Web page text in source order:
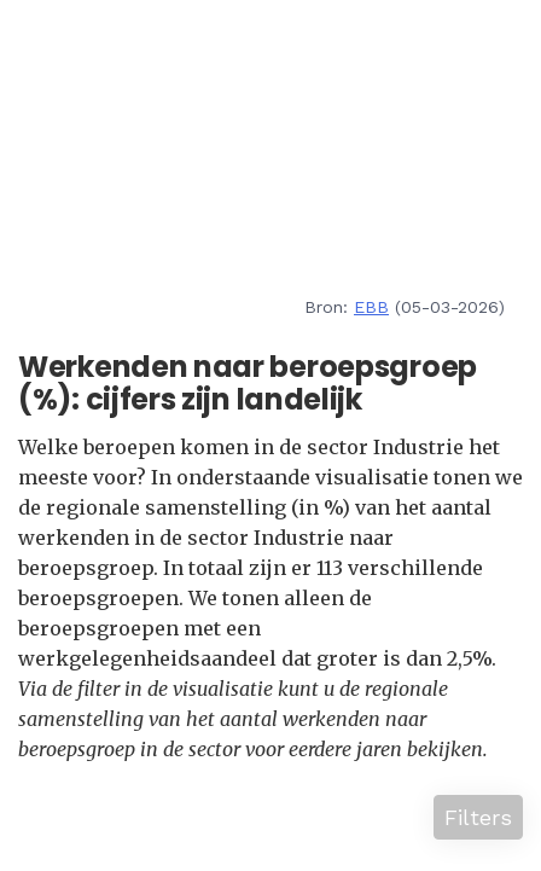
Bron: EBB (05-03-2026)
Werkenden naar beroepsgroep
(%): cijfers zijn landelijk
Welke beroepen komen in de sector Industrie het
meeste voor? In onderstaande visualisatie tonen we
de regionale samenstelling (in %) van het aantal
werkenden in de sector Industrie naar
beroepsgroep. In totaal zijn er 113 verschillende
beroepsgroepen. We tonen alleen de
beroepsgroepen met een
werkgelegenheidsaandeel dat groter is dan 2,5%.
Via de filter in de visualisatie kunt u de regionale
samenstelling van het aantal werkenden naar
beroepsgroep in de sector voor eerdere jaren bekijken.
Filters